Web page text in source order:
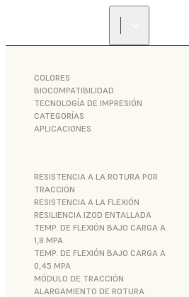
COLORES
BIOCOMPATIBILIDAD
TECNOLOGÍA DE IMPRESIÓN
CATEGORÍAS
APLICACIONES
RESISTENCIA A LA ROTURA POR
TRACCIÓN
RESISTENCIA A LA FLEXIÓN
RESILIENCIA IZOD ENTALLADA
TEMP. DE FLEXIÓN BAJO CARGA A
1,8 MPA
TEMP. DE FLEXIÓN BAJO CARGA A
0,45 MPA
MÓDULO DE TRACCIÓN
ALARGAMIENTO DE ROTURA